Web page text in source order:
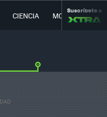
CIENCIA MOVILIDAD
Suscríbete a